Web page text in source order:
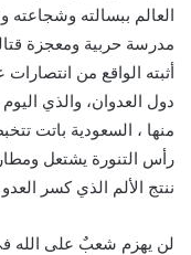
العالم ببسالته وشجاعته
مدرسة حربية ومعجزة
أثبته الواقع من
دول العدوان، والذي
منها ، السعودية باتت
رأس التنورة يشتعل
ننتج الألم الذي كسر
لن يهزم شعبٌ على الله